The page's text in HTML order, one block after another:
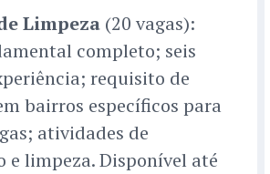
Limpeza (20 vagas):
completo; seis
requisito de
bairros específicos para
atividades de
e limpeza. Disponível até